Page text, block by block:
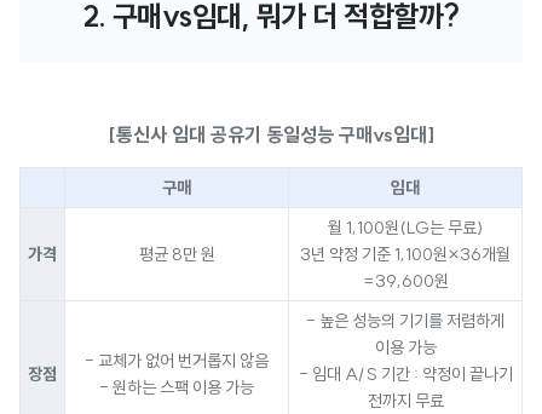
2. 구매vs임대, 뭐가 더 적합할까?
[통신사 임대 공유기 동일성능 구매vs임대]
구매 임대
가격 평균 8만 원
월 1,100원(LG는 무료)
3년 약정 기준 1,100원×36개월
=39,600원
장점
- 교체가 없어 번거롭지 않음
- 원하는 스팩 이용 가능
- 높은 성능의 기기를 저렴하게
이용 가능
- 임대 A/S 기간 : 약정이 끝나기
전까지 무료